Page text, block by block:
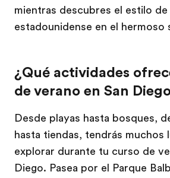
mientras descubres el estilo de
estadounidense en el hermoso
¿Qué actividades
de verano en San
Desde playas hasta bosques,
hasta tiendas, tendrás muchos
explorar durante tu curso de
Diego. Pasea por el Parque